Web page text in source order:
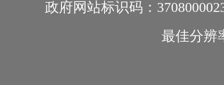
政府网站标识码：
最佳分辨